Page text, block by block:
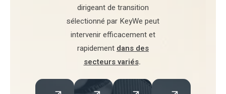
dirigeant de transition
sélectionné par KeyWe peut
intervenir efficacement et
rapidement dans des
secteurs variés.